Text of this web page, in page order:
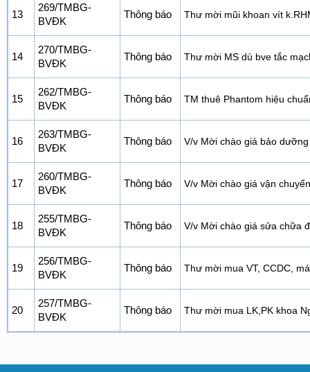
13
269/TMBG-
BVĐK
Thông báo Thư mời mũi khoan vít
14
270/TMBG-
BVĐK
Thông báo Thư mời MS dù bve tắc
15
262/TMBG-
BVĐK
Thông báo TM thuê Phantom hiệu
16
263/TMBG-
BVĐK
Thông báo V/v Mời chào giá bảo
17
260/TMBG-
BVĐK
Thông báo V/v Mời chào giá vận
18
255/TMBG-
BVĐK
Thông báo V/v Mời chào giá sửa chữa
19
256/TMBG-
BVĐK
Thông báo Thư mời mua VT, CCDC,
20
257/TMBG-
BVĐK
Thông báo Thư mời mua LK,PK khoa